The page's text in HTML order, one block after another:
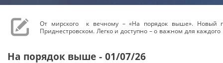
От мирского к вечному – «На порядок выше». Новый
Приднестровском. Легко и доступно – о важном для каждого
На порядок выше - 01/07/26